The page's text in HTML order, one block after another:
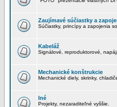
Zaujímavé súčiastky a
Súčiastky, princípy a zapojenia
Kabeláž
Signálové, reproduktorové,
Mechanické konštrukcie
Mechanické diely, skrinky,
Iné
Projekty, nezaraditeľné vyššie.